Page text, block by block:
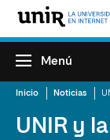
Menú
Inicio Noticias
UNIR y